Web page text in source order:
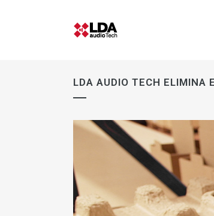
LDA AUDIO TECH ELIMINA